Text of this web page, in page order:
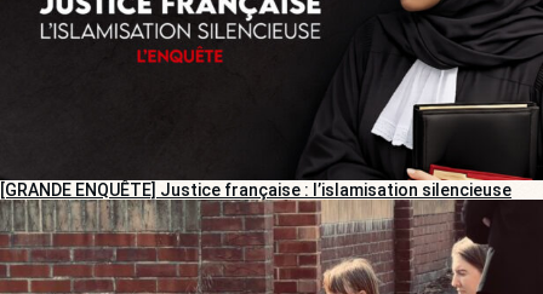
[GRANDE ENQUÊTE] Justice française : l’islamisation silencieuse